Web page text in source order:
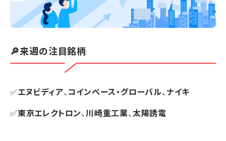
🔎来週の注目銘柄
✅エヌビディア、コインベース・グローバル、ナイキ
✅東京エレクトロン、川崎重工業、太陽誘電